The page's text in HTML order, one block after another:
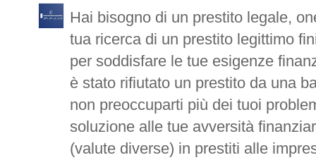
Hai bisogno di un prestito legale,
tua ricerca di un prestito legittimo
per soddisfare le tue esigenze
è stato rifiutato un prestito da una
non preoccuparti più dei tuoi
soluzione alle tue avversità
(valute diverse) in prestiti alle